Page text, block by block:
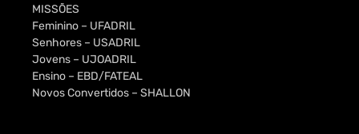
MISSÕES
Feminino – UFADRIL
Senhores – USADRIL
Jovens – UJOADRIL
Ensino – EBD/FATEAL
Novos Convertidos – SHALLON